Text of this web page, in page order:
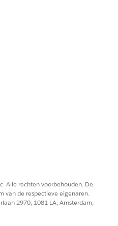
Alle rechten voorbehouden. De
van de respectieve eigenaren.
2970, 1081 LA, Amsterdam,